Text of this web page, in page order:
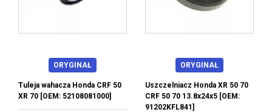
ORYGINAŁ
Tuleja wahacza Honda CRF 50
XR 70 [OEM: 52108081000]
ORYGINAŁ
Uszczelniacz Honda XR 50 70
CRF 50 70 13.8x24x5 [OEM:
91202KFL841]